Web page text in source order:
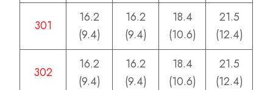
301
16.2
(9.4)
16.2
(9.4)
18.4
(10.6)
21.5
(12.4)
302
16.2
(9.4)
16.2
(9.4)
18.4
(10.6)
21.5
(12.4)